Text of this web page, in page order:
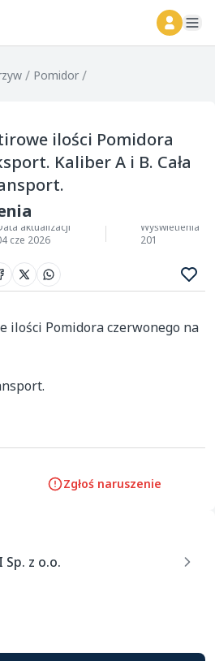
/ Pomidor /
ilości Pomidora
Kaliber A i B. Cała
aktualizacji
cze 2026
Wyświetlenia
201
ilości Pomidora czerwonego na
Zgłoś naruszenie
Sp. z o.o.